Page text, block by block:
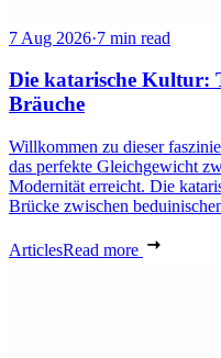
7 Aug 2026·7 min read
Die katarische Kultur:
Bräuche
Willkommen zu dieser
das perfekte Gleichgewicht
Modernität erreicht. Die
Brücke zwischen
ArticlesRead more